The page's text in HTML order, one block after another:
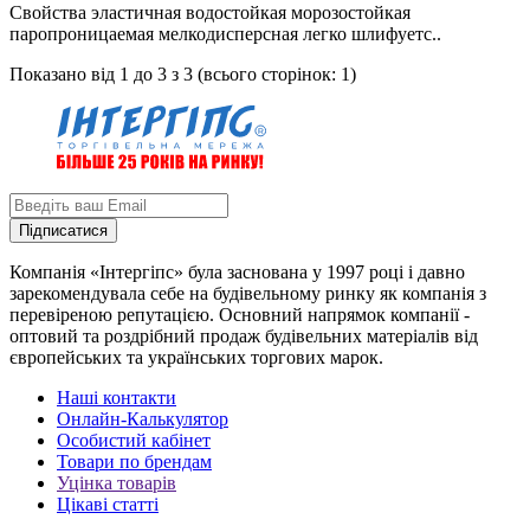
Свойства эластичная водостойкая морозостойкая
паропроницаемая мелкодисперсная легко шлифуетс..
Показано від 1 до 3 з 3 (всього сторінок: 1)
Підписатися
Компанія «Інтергіпс» була заснована у 1997 році і давно
зарекомендувала себе на будівельному ринку як компанія з
перевіреною репутацією. Основний напрямок компанії -
оптовий та роздрібний продаж будівельних матеріалів від
європейських та українських торгових марок.
Наші контакти
Онлайн-Калькулятор
Особистий кабінет
Товари по брендам
Уцінка товарів
Цікаві статті